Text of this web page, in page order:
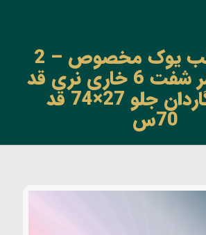
گاردان عقب یوک مخصوص – 2
پیچ و یکسر شفت 6 خاری نری قد
112 و گاردان جلو 27×74 قد
70س